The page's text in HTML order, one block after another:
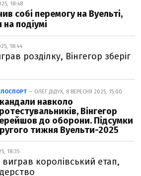
18:48
собі перемогу на Вуельті,
подіумі
18:44
розділку, Вінгегор зберіг
— ОЛЕГ ДІДУХ, 8 ВЕРЕСНЯ 2025, 15:00
навколо
Вінгегор
до оборони. Підсумки
тижня Вуельти-2025
18:35
королівський етап,